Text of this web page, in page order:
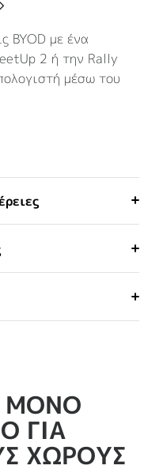
BYOD με ένα
2 ή την Rally
μέσω του
ΜΟΝΟ
ΓΙΑ
ΧΩΡΟΥΣ